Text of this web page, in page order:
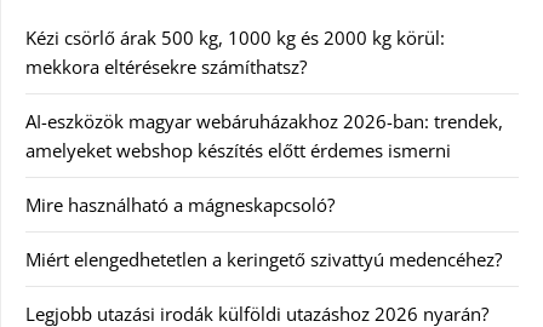
Kézi csörlő árak 500 kg, 1000 kg és 2000 kg körül:
mekkora eltérésekre számíthatsz?
AI-eszközök magyar webáruházakhoz 2026-ban: trendek,
amelyeket webshop készítés előtt érdemes ismerni
Mire használható a mágneskapcsoló?
Miért elengedhetetlen a keringető szivattyú medencéhez?
Legjobb utazási irodák külföldi utazáshoz 2026 nyarán?